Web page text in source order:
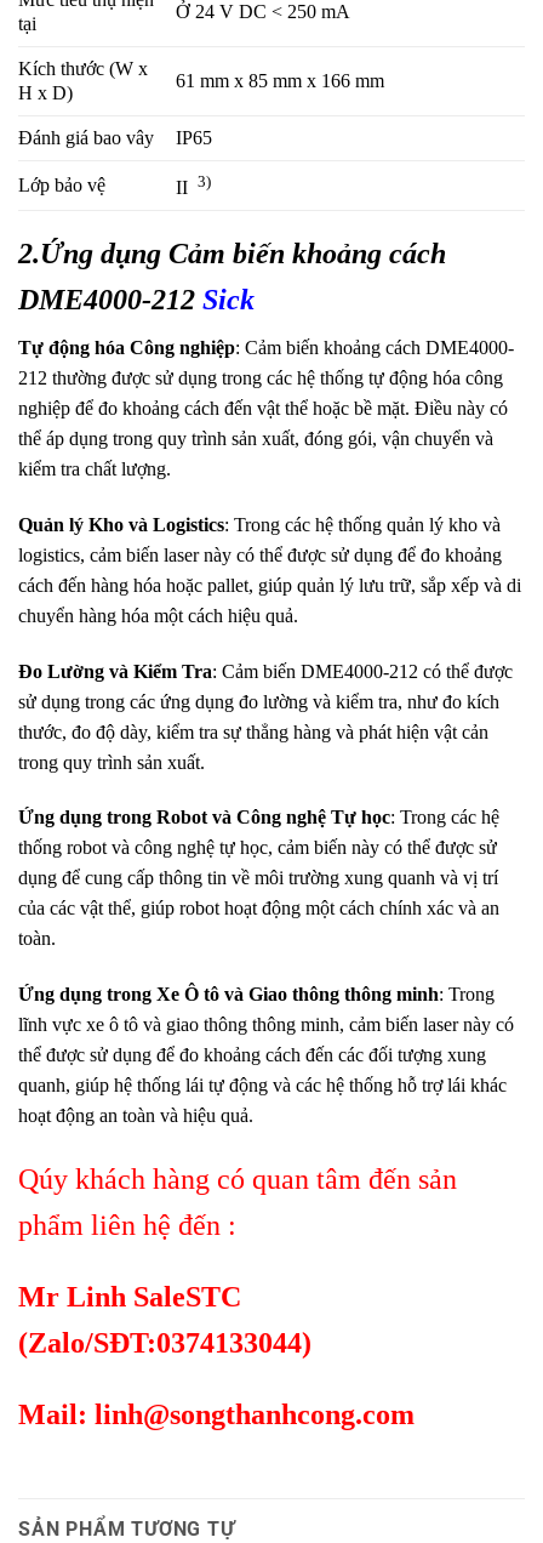
tại
Ở 24 V DC < 250 mA
Kích thước (W x
H x D)
61 mm x 85 mm x 166 mm
Đánh giá bao vây IP65
Lớp bảo vệ II 3)
2.Ứng dụng Cảm biến khoảng cách
DME4000-212 Sick
Tự động hóa Công nghiệp: Cảm biến khoảng cách DME4000-
212 thường được sử dụng trong các hệ thống tự động hóa công
nghiệp để đo khoảng cách đến vật thể hoặc bề mặt. Điều này có
thể áp dụng trong quy trình sản xuất, đóng gói, vận chuyển và
kiểm tra chất lượng.
Quản lý Kho và Logistics: Trong các hệ thống quản lý kho và
logistics, cảm biến laser này có thể được sử dụng để đo khoảng
cách đến hàng hóa hoặc pallet, giúp quản lý lưu trữ, sắp xếp và di
chuyển hàng hóa một cách hiệu quả.
Đo Lường và Kiểm Tra: Cảm biến DME4000-212 có thể được
sử dụng trong các ứng dụng đo lường và kiểm tra, như đo kích
thước, đo độ dày, kiểm tra sự thẳng hàng và phát hiện vật cản
trong quy trình sản xuất.
Ứng dụng trong Robot và Công nghệ Tự học: Trong các hệ
thống robot và công nghệ tự học, cảm biến này có thể được sử
dụng để cung cấp thông tin về môi trường xung quanh và vị trí
của các vật thể, giúp robot hoạt động một cách chính xác và an
toàn.
Ứng dụng trong Xe Ô tô và Giao thông thông minh: Trong
lĩnh vực xe ô tô và giao thông thông minh, cảm biến laser này có
thể được sử dụng để đo khoảng cách đến các đối tượng xung
quanh, giúp hệ thống lái tự động và các hệ thống hỗ trợ lái khác
hoạt động an toàn và hiệu quả.
Qúy khách hàng có quan tâm đến sản
phẩm liên hệ đến :
Mr Linh SaleSTC
(Zalo/SĐT:0374133044)
Mail: linh@songthanhcong.com
SẢN PHẨM TƯƠNG TỰ